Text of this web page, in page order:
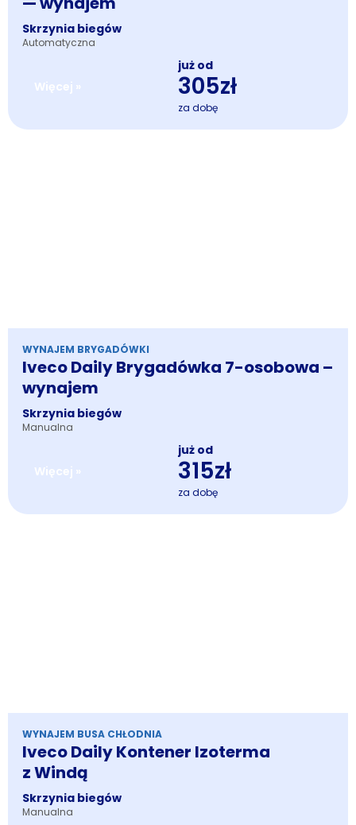
Skrzynia biegów
Automatyczna
Więcej »
już od
305zł
za dobę
WYNAJEM BRYGADÓWKI
Iveco Daily Brygadówka 7-osobowa –
wynajem
Skrzynia biegów
Manualna
Więcej »
już od
315zł
za dobę
WYNAJEM BUSA CHŁODNIA
Iveco Daily Kontener Izoterma
z Windą
Skrzynia biegów
Manualna